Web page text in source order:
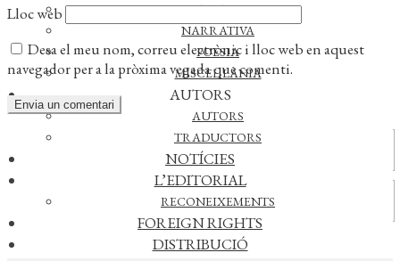
ASSAIG
NARRATIVA
POESIA
MISCEL·LÀNIA
AUTORS
AUTORS
TRADUCTORS
NOTÍCIES
L’EDITORIAL
RECONEIXEMENTS
FOREIGN RIGHTS
DISTRIBUCIÓ
Lloc web
Desa el meu nom, correu electrònic i lloc web en aquest
navegador per a la pròxima vegada que comenti.
Actualitat
Vídeos
CERCAR NOTÍCIES